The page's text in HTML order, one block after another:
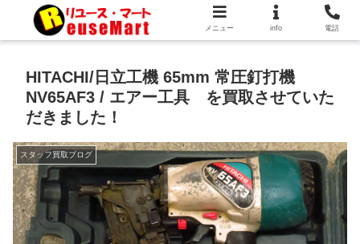
HITACHI/日立工機 65mm 常圧釘打機
NV65AF3 / エアー工具 を買取させていた
だきました！
スタッフ買取ブログ
メニュー info 電話